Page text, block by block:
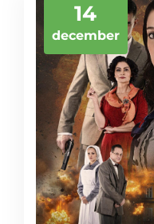
14
december